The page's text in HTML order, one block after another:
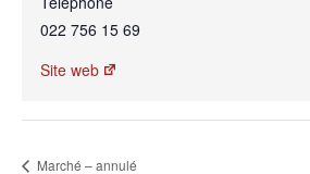
022 756 15 69
Site web
Marché – annulé